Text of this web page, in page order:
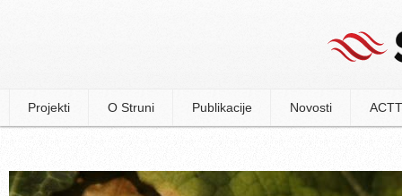
Projekti O Struni Publikacije Novosti